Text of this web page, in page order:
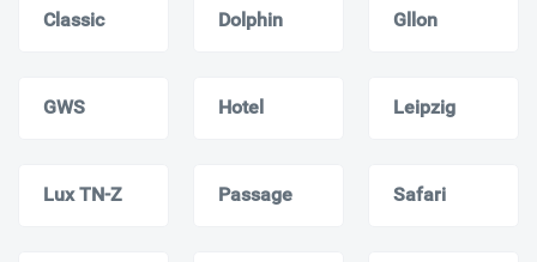
Classic Dolphin Gllon
GWS Hotel Leipzig
Lux TN-Z Passage Safari